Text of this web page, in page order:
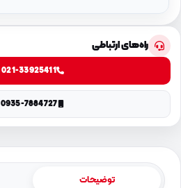
راه‌های ارتباطی
021-33925411
0935-7884727
توضیحات